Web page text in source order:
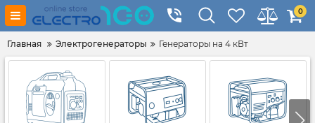
0
Главная Электрогенераторы Генераторы на 4 кВт